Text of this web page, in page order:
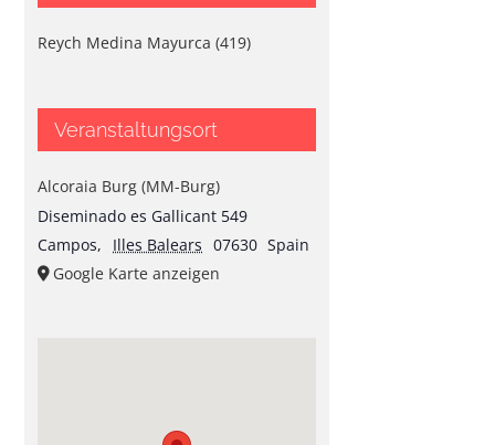
Reych Medina Mayurca (419)
Veranstaltungsort
Alcoraia Burg (MM-Burg)
Diseminado es Gallicant 549
Campos, Illes Balears 07630 Spain
Google Karte anzeigen